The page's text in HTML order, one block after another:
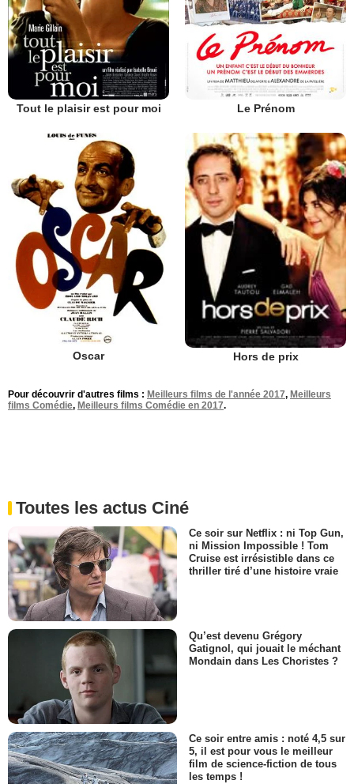
Tout le plaisir est pour moi Le Prénom
Oscar Hors de prix
Pour découvrir d'autres films : Meilleurs films de l'année 2017, Meilleurs
films Comédie, Meilleurs films Comédie en 2017.
Toutes les actus Ciné
Ce soir sur Netflix : ni Top Gun,
ni Mission Impossible ! Tom
Cruise est irrésistible dans ce
thriller tiré d’une histoire vraie
Qu’est devenu Grégory
Gatignol, qui jouait le méchant
Mondain dans Les Choristes ?
Ce soir entre amis : noté 4,5 sur
5, il est pour vous le meilleur
film de science-fiction de tous
les temps !